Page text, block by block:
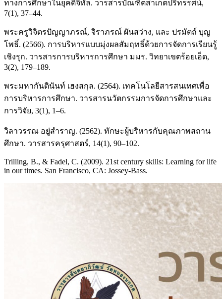
ทางการศึกษาในยุคดิจิทัล. วารสารบัณฑิตสาเกตปริทรรศน์,
7(1), 37–44.
พระครูวิจิตรปัญญาภรณ์, จิราภรณ์ ผันสว่าง, และ ปรมัตถ์ บุญ
โพธิ์. (2566). การบริหารแบบมุ่งผลสัมฤทธิ์ด้วยการจัดการเรียนรู้
เชิงรุก. วารสารการบริหารการศึกษา มมร. วิทยาเขตร้อยเอ็ด,
3(2), 179–189.
พระมหากันตินันท์ เฮงสกุล. (2564). เทคโนโลยีสารสนเทศเพื่อ
การบริหารการศึกษา. วารสารนวัตกรรมการจัดการศึกษาและ
การวิจัย, 3(1), 1–6.
วิลาวรรณ อยู่สำราญ. (2562). ทักษะผู้บริหารกับคุณภาพสถาน
ศึกษา. วารสารครุศาสตร์, 14(1), 90–102.
Trilling, B., & Fadel, C. (2009). 21st century skills: Learning for life
in our times. San Francisco, CA: Jossey-Bass.